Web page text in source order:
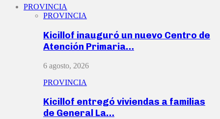
PROVINCIA
PROVINCIA
Kicillof inauguró un nuevo Centro de
Atención Primaria…
6 agosto, 2026
PROVINCIA
Kicillof entregó viviendas a familias
de General La…